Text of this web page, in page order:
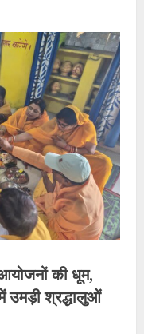
की धूम,
श्रद्धालुओं